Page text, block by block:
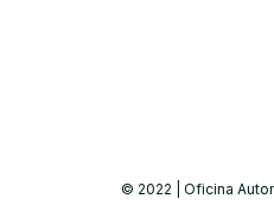
© 2022 | Oficina